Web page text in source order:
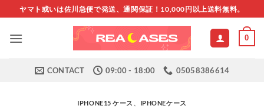
to
content
ヤマト或いは佐川急便で発送、通関保証！10,000円以上送料無料。
0
CONTACT 09:00 - 18:00 05058386614
IPHONE15 ケース 、 IPHONEケース